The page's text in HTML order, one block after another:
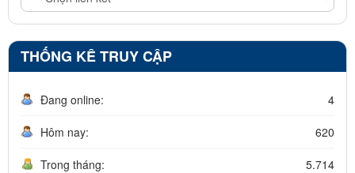
THỐNG KÊ TRUY CẬP
Đang online: 4
Hôm nay: 620
Trong tháng: 5.714